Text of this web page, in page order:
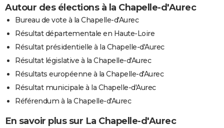
Autour des élections à la Chapelle-d'Aurec
Bureau de vote à la Chapelle-d'Aurec
Résultat départementale en Haute-Loire
Résultat présidentielle à la Chapelle-d'Aurec
Résultat législative à la Chapelle-d'Aurec
Résultats européenne à la Chapelle-d'Aurec
Résultat municipale à la Chapelle-d'Aurec
Référendum à la Chapelle-d'Aurec
En savoir plus sur La Chapelle-d'Aurec